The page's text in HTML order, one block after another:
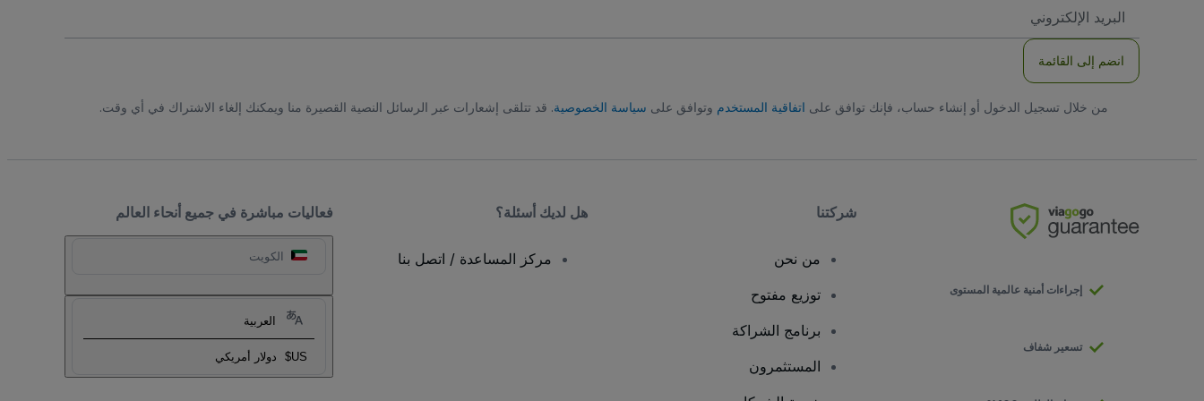
الاكتروني
انضم إلى القائمة
من خلال تسجيل الدخول أو إنشاء حساب، فإنك توافق على اتفاقية المستخدم وتوافق على سياسة الخصوصية. قد تتلقى إشعارات عبر الرسائل النصية القصيرة منا ويمكنك إلغاء الاشتراك في أي وقت.
فعاليات مباشرة في جميع أنحاء العالم
الكويت
العربية
US$ دولار أمريكي
إجراءات أمنية عالمية المستوى
تسعير شفاف
شركتنا
من نحن
توزيع مفتوح
برنامج الشراكة
المستثمرون
هل لديك أسئلة؟
مركز المساعدة / اتصل بنا